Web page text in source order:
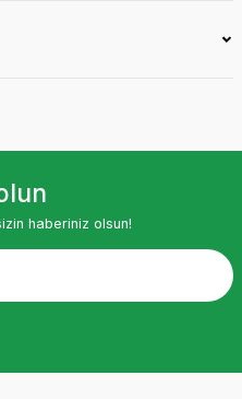
haberiniz olsun!